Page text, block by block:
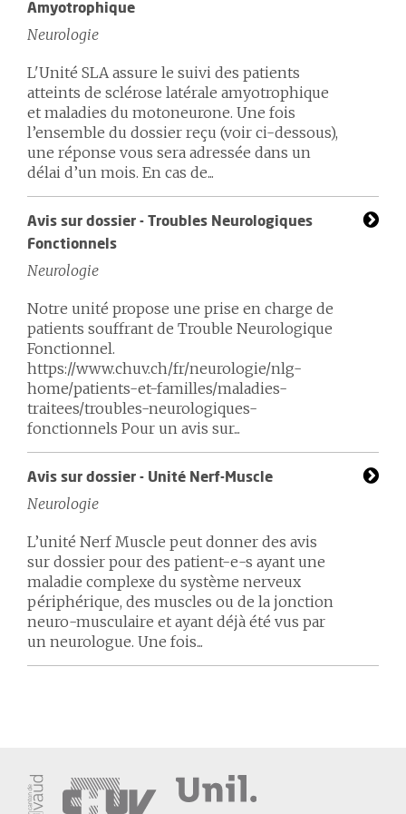
Amyotrophique
Neurologie
L'Unité SLA assure le suivi des patients
atteints de sclérose latérale amyotrophique
et maladies du motoneurone. Une fois
l’ensemble du dossier reçu (voir ci-dessous),
une réponse vous sera adressée dans un
délai d’un mois. En cas de...
Avis sur dossier - Troubles Neurologiques
Fonctionnels
Neurologie
Notre unité propose une prise en charge de
patients souffrant de Trouble Neurologique
Fonctionnel.
https://www.chuv.ch/fr/neurologie/nlg-
home/patients-et-familles/maladies-
traitees/troubles-neurologiques-
fonctionnels Pour un avis sur...
Avis sur dossier - Unité Nerf-Muscle
Neurologie
L’unité Nerf Muscle peut donner des avis
sur dossier pour des patient-e-s ayant une
maladie complexe du système nerveux
périphérique, des muscles ou de la jonction
neuro-musculaire et ayant déjà été vus par
un neurologue. Une fois...